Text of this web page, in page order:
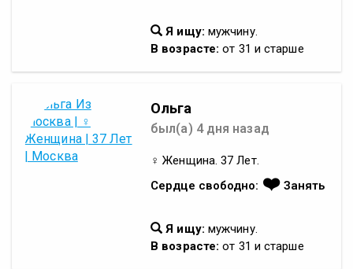
Я ищу: мужчину.
В возрасте: от 31 и старше
Ольга
был(а) 4 дня назад
♀ Женщина. 37 Лет.
Сердце свободно: ❤️Занять
Я ищу: мужчину.
В возрасте: от 31 и старше